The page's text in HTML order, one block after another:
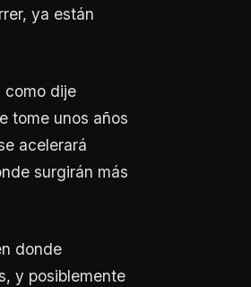
ya están
como dije
tome unos años
acelerará
surgirán más
donde
y posiblemente